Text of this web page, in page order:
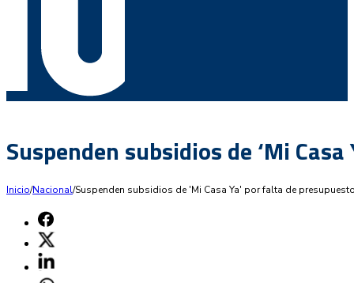
Suspenden subsidios de ‘Mi
Inicio/Nacional/Suspenden subsidios de 'Mi Casa Ya' por falta de